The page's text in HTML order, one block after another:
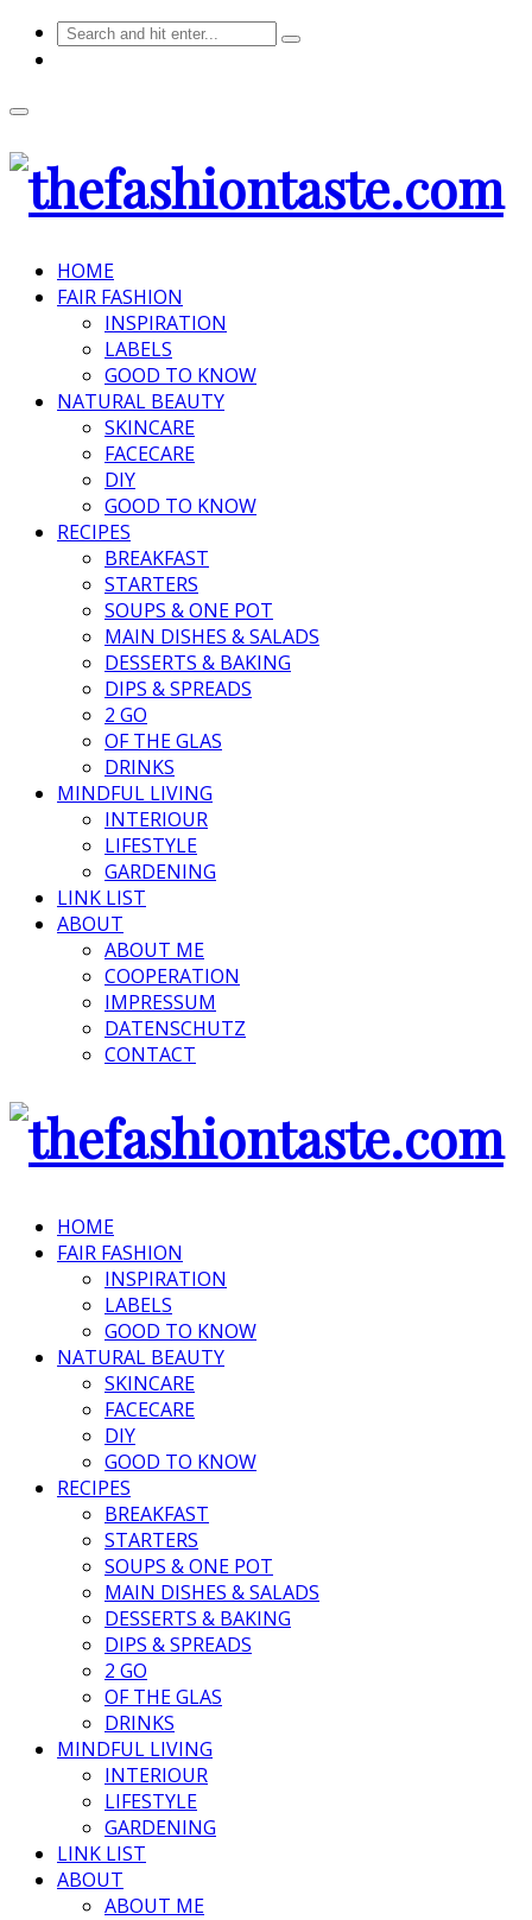
HOME
FAIR FASHION
INSPIRATION
LABELS
GOOD TO KNOW
NATURAL BEAUTY
SKINCARE
FACECARE
DIY
GOOD TO KNOW
RECIPES
BREAKFAST
STARTERS
SOUPS & ONE POT
MAIN DISHES & SALADS
DESSERTS & BAKING
DIPS & SPREADS
2 GO
OF THE GLAS
DRINKS
MINDFUL LIVING
INTERIOUR
LIFESTYLE
GARDENING
LINK LIST
ABOUT
ABOUT ME
COOPERATION
IMPRESSUM
DATENSCHUTZ
CONTACT
HOME
FAIR FASHION
INSPIRATION
LABELS
GOOD TO KNOW
NATURAL BEAUTY
SKINCARE
FACECARE
DIY
GOOD TO KNOW
RECIPES
BREAKFAST
STARTERS
SOUPS & ONE POT
MAIN DISHES & SALADS
DESSERTS & BAKING
DIPS & SPREADS
2 GO
OF THE GLAS
DRINKS
MINDFUL LIVING
INTERIOUR
LIFESTYLE
GARDENING
LINK LIST
ABOUT
ABOUT ME